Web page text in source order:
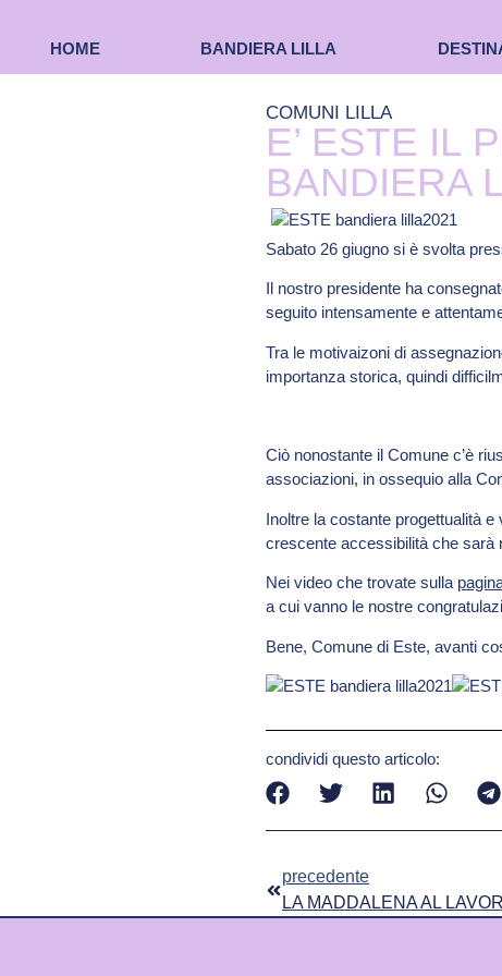
HOME BANDIERA LILLA
COMUNI LILLA
E’ ESTE IL
BANDIERA
Sabato 26 giugno si è svolta
Il nostro presidente ha
seguito intensamente e
Tra le motivaizoni di
importanza storica, quindi
Ciò nonostante il Comune c’è
associazioni, in ossequio alla
Inoltre la costante progettualità
crescente accessibilità che sarà
Nei video che trovate sulla
a cui vanno le nostre
Bene, Comune di Este, avanti
condividi questo articolo:
precedente